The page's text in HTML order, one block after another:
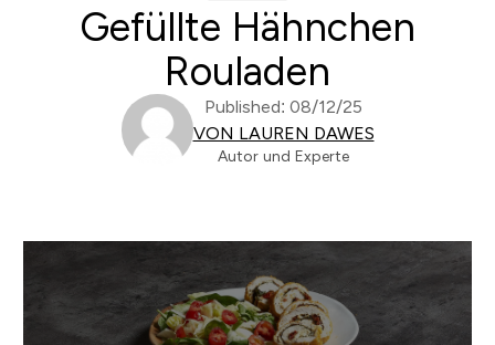
Gefüllte Hähnchen
Rouladen
Published: 08/12/25
VON LAUREN DAWES
Autor und Experte